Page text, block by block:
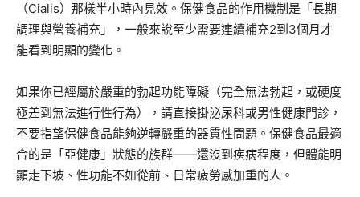
（Cialis）那樣半小時內見效。保健食品的作用機制是「長期
調理與營養補充」，一般來說至少需要連續補充2到3個月才
能看到明顯的變化。
如果你已經屬於嚴重的勃起功能障礙（完全無法勃起，或硬度
極差到無法進行性行為），請直接掛泌尿科或男性健康門診，
不要指望保健食品能夠逆轉嚴重的器質性問題。保健食品最適
合的是「亞健康」狀態的族群——還沒到疾病程度，但體能明
顯走下坡、性功能不如從前、日常疲勞感加重的人。